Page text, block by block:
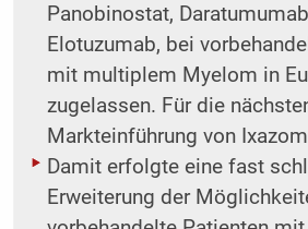
Panobinostat,
Elotuzumab, bei
mit multiplem Myelom in
zugelassen. Für die
Markteinführung von
Damit erfolgte eine fast
Erweiterung der